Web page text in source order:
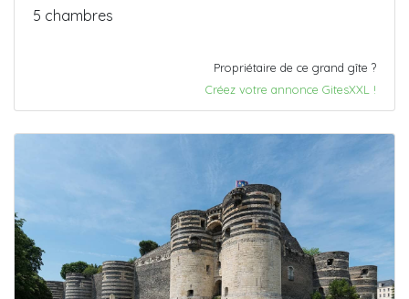
5 chambres
Propriétaire de ce grand gîte ?
Créez votre annonce GitesXXL !